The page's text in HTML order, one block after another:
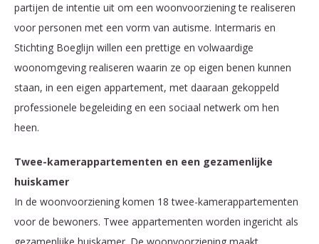
partijen de intentie uit om een woonvoorziening te realiseren
voor personen met een vorm van autisme. Intermaris en
Stichting Boeglijn willen een prettige en volwaardige
woonomgeving realiseren waarin ze op eigen benen kunnen
staan, in een eigen appartement, met daaraan gekoppeld
professionele begeleiding en een sociaal netwerk om hen
heen.
Twee-kamerappartementen en een gezamenlijke
huiskamer
In de woonvoorziening komen 18 twee-kamerappartementen
voor de bewoners. Twee appartementen worden ingericht als